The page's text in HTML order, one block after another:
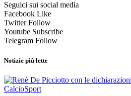
Seguici sui social media
Facebook Like
Twitter Follow
Youtube Subscribe
Telegram Follow
Notizie più lette
CalcioSport